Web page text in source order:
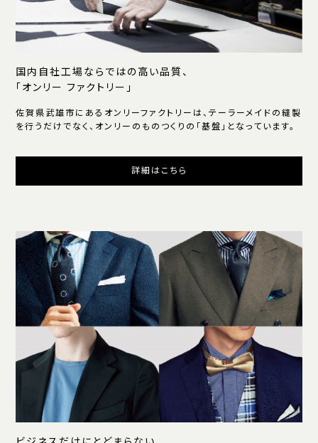
国内自社工場ならではの高い品質、
「オンリー ファクトリー」
佐賀県武雄市にあるオンリーファクトリーは、テーラーメイドの縫製
を行うだけでなく、オンリーのものつくりの「基盤」となっています。
詳細はこちら